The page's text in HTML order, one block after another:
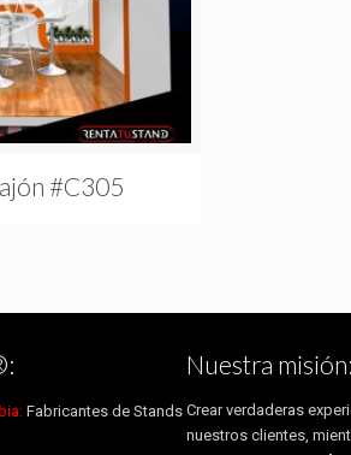
#C305
Fabricantes de Stands
Nuestra misión:
Crear verdaderas
nuestros clientes,